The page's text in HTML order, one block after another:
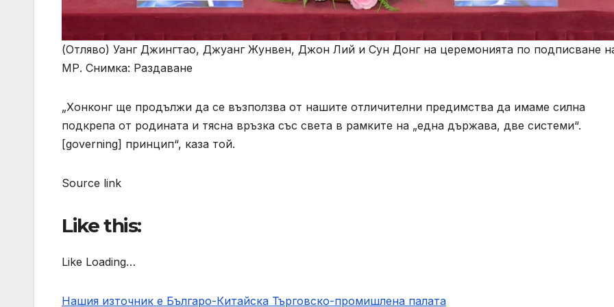
(Отляво) Уанг Джингтао, Джуанг Жунвен, Джон Лий и Сун Донг на церемонията по подписване
МР. Снимка: Раздаване
„Хонконг ще продължи да се възползва от нашите отличителни предимства да имаме силна
подкрепа от родината и тясна връзка със света в рамките на „една държава, две системи“.
[governing] принцип“, каза той.
Source link
Like this:
Like Loading…
Нашия източник е Българо-Китайска Търговско-промишлена палaта